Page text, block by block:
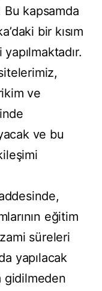
Bu kapsamda
bir kısım
ve
ve bu
eğitim
süreleri
yapılacak
gidilmeden